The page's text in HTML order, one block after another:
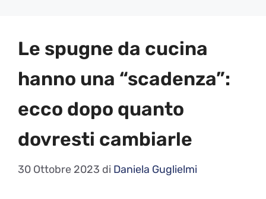
Le spugne da cucina
hanno una “scadenza”:
ecco dopo quanto
dovresti cambiarle
30 Ottobre 2023 di Daniela Guglielmi